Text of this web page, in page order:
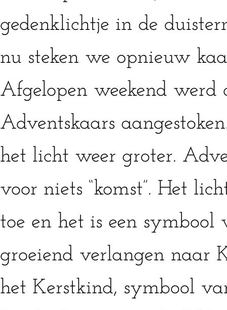
gedenklichtje in de
nu steken we opnieuw
Afgelopen weekend werd
Adventskaars
het licht weer groter.
voor niets “komst”. Het
toe en het is een symbool
groeiend verlangen naar
het Kerstkind, symbool